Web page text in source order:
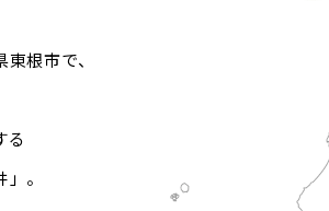
根市で、
る
。